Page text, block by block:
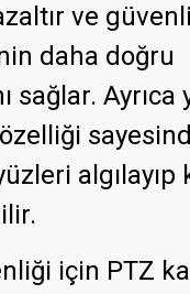
ve
daha doğru
sağlar. Ayrıca
algılayıp
için PTZ